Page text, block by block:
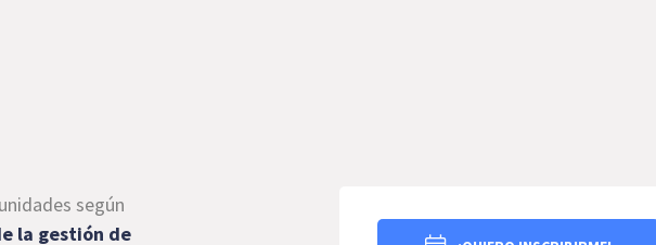
según
la gestión de